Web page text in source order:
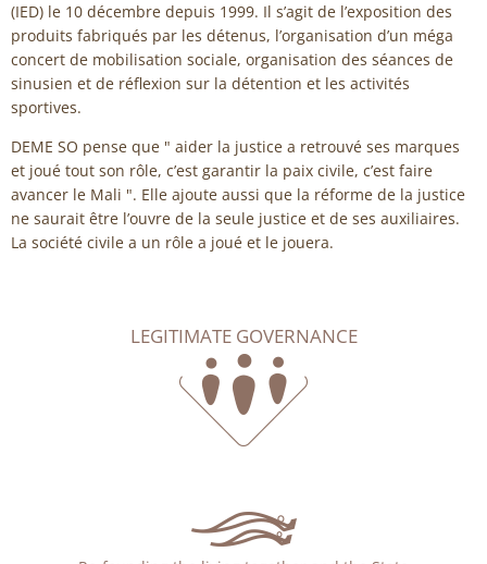
(IED) le 10 décembre depuis 1999. Il s’agit de l’exposition des
produits fabriqués par les détenus, l’organisation d’un méga
concert de mobilisation sociale, organisation des séances de
sinusien et de réflexion sur la détention et les activités
sportives.
DEME SO pense que " aider la justice a retrouvé ses marques
et joué tout son rôle, c’est garantir la paix civile, c’est faire
avancer le Mali ". Elle ajoute aussi que la réforme de la justice
ne saurait être l’ouvre de la seule justice et de ses auxiliaires.
La société civile a un rôle a joué et le jouera.
LEGITIMATE GOVERNANCE